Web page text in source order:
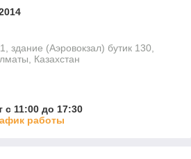
здание (Аэровокзал) бутик 130,
Казахстан
с 11:00 до 17:30
работы